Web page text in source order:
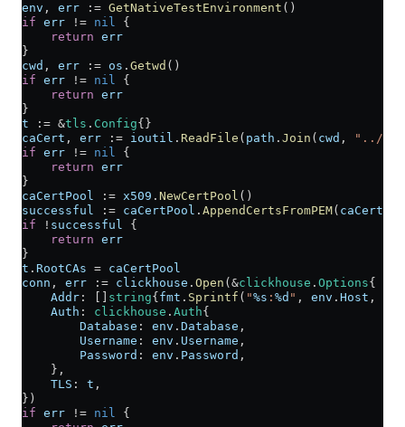
env , err := GetNativeTestEnvironment ()
if err != nil {
    return
err
}
cwd , err := os . Getwd ()
if err != nil {
    return
err
}
t := &tls . Config{}
caCert , err := ioutil . ReadFile ( path . Join ( cwd ,
"../../
if err != nil {
    return
err
}
caCertPool := x509 . NewCertPool ()
successful := caCertPool . AppendCertsFromPEM( caCert
if ! successful {
    return
err
}
t . RootCAs = caCertPool
conn , err := clickhouse . Open ( &clickhouse . Options{
    Addr
: [] string{ fmt . Sprintf ( "%s : %d " , env . Host ,
    Auth
: clickhouse . Auth{
        Database
: env . Database ,
        Username
: env . Username ,
        Password
: env . Password ,
    },
    TLS
: t ,
})
if err != nil {